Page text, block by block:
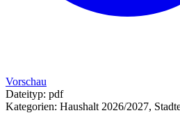
Vorschau
Dateityp: pdf
Kategorien: Haushalt 2026/2027,